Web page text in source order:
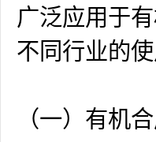
广泛应用于
不同行业的
（一）有机